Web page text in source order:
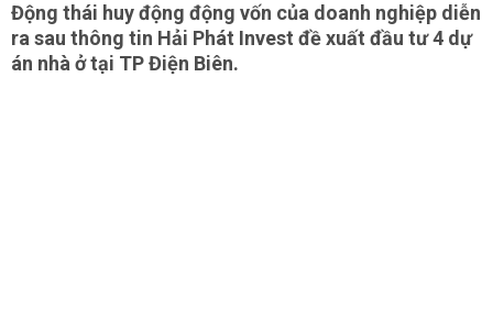
Động thái huy động động vốn của doanh nghiệp diễn
ra sau thông tin Hải Phát Invest đề xuất đầu tư 4 dự
án nhà ở tại TP Điện Biên.